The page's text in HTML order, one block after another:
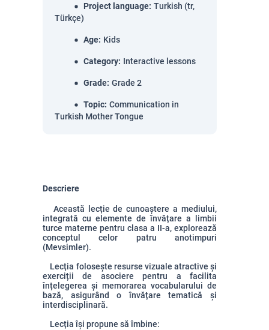
Project language: Turkish (tr,
Türkçe)
Age: Kids
Category: Interactive lessons
Grade: Grade 2
Topic: Communication in
Turkish Mother Tongue
Descriere
Această lecție de cunoaștere a mediului,
integrată cu elemente de învățare a limbii
turce materne pentru clasa a II-a, explorează
conceptul celor patru anotimpuri
(Mevsimler).
Lecția folosește resurse vizuale atractive și
exerciții de asociere pentru a facilita
înțelegerea și memorarea vocabularului de
bază, asigurând o învățare tematică și
interdisciplinară.
Lecția își propune să îmbine: